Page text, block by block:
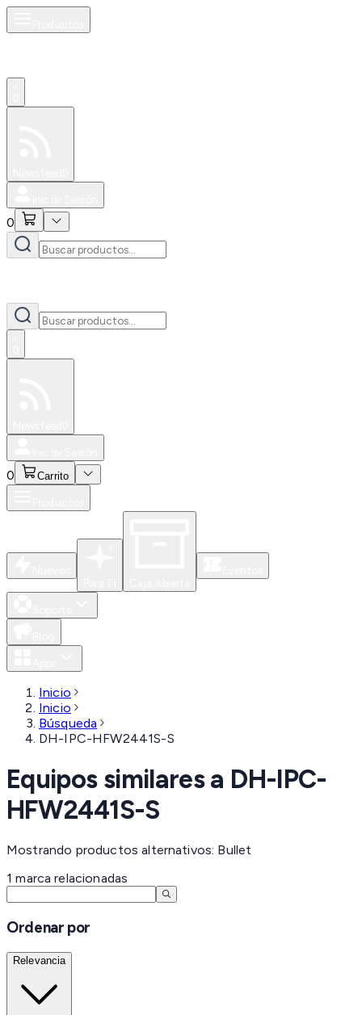
0
0 Carrito
Inicio
Inicio
Búsqueda
DH-IPC-HFW2441S-S
Equipos similares a DH-IPC-
HFW2441S-S
Mostrando productos alternativos: Bullet
1 marca relacionadas
Ordenar por
Relevancia